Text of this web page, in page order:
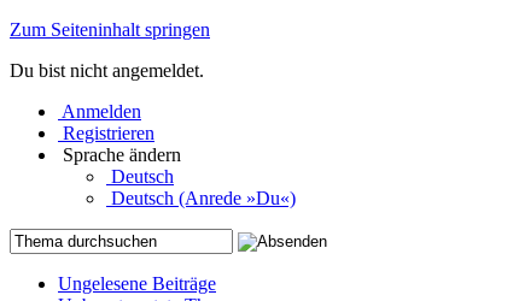
Zum Seiteninhalt springen
Du bist nicht angemeldet.
Anmelden
Registrieren
Sprache ändern
Deutsch
Deutsch (Anrede »Du«)
Ungelesene Beiträge